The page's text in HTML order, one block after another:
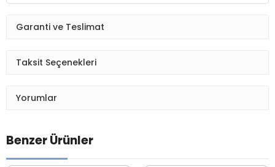
Garanti ve Teslimat
Taksit Seçenekleri
Yorumlar
Benzer Ürünler